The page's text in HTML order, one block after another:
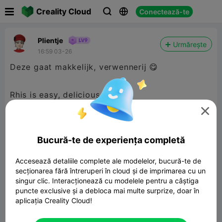
Creality Cloud   Conectează-te
Plientje
16:59 03-26
Urmărește
Deze gaat makkelijk, verwennerij 😋
Rhis is easy, delicious 😋


Bucură-te de experiența completă
Accesează detaliile complete ale modelelor, bucură-te de
secționarea fără întreruperi în cloud și de imprimarea cu un
singur clic. Interacționează cu modelele pentru a câștiga
puncte exclusive și a debloca mai multe surprize, doar în
aplicația Creality Cloud!